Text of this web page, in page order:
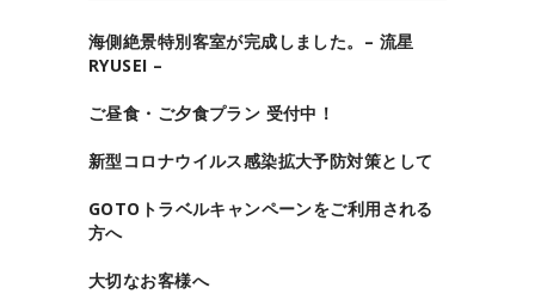
海側絶景特別客室が完成しました。– 流星
RYUSEI –
ご昼食・ご夕食プラン 受付中！
新型コロナウイルス感染拡大予防対策として
GOTOトラベルキャンペーンをご利用される
方へ
大切なお客様へ